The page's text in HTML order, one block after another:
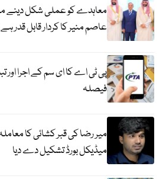
معاہدے کو عملی شکل دینے
عاصم منیر کا کردار قابل قدر
پی ٹی اے کا ای سم کے اجرا اور
فیصلہ
میر رضا کی قبر کشائی کا
میڈیکل بورڈ تشکیل دے دیا